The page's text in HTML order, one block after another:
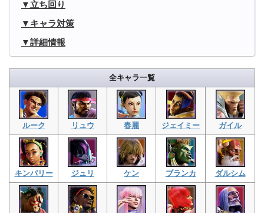
立ち回り
キャラ対策
詳細情報
全キャラ一覧
ルーク リュウ 春麗 ジェイミー ガイル
キンバリー ジュリ ケン ブランカ ダルシム